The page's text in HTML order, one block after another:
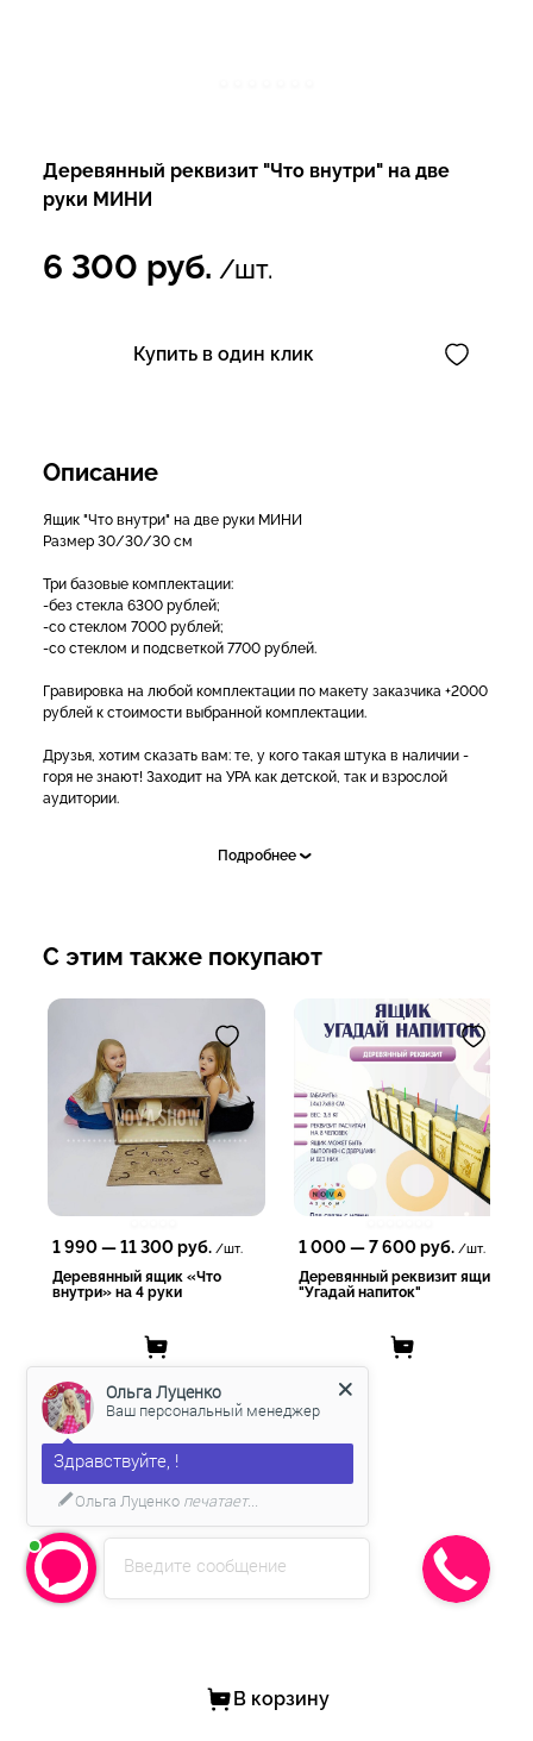
Деревянный реквизит "Что внутри" на две
руки МИНИ
6 300 руб. /шт.
Купить в один клик
Описание
Ящик "Что внутри" на две руки МИНИ
Размер 30/30/30 см
Три базовые комплектации:
-без стекла 6300 рублей;
-со стеклом 7000 рублей;
-со стеклом и подсветкой 7700 рублей.
Гравировка на любой комплектации по макету заказчика +2000
рублей к стоимости выбранной комплектации.
Друзья, хотим сказать вам: те, у кого такая штука в наличии -
горя не знают! Заходит на УРА как детской, так и взрослой
аудитории.
💥Это специальный деревянный ящик с отверстиями для рук.
Играющий человек просовывает руку в отверстие и на ощупь
должен найти тот предмет, который назовет ведущий)
угадать, что это за предмет.
-Звоните: 8(938)519-38-38
с 9.00 до 21.00
-Пишите в WhatsApp и Viber 8(938) 519-38-38!
-Ставьте "+" в комментариях и мы сами свяжемся с тобой!
-Пишите в личные сообщения https://vk.me/nova_show
Подробнее
С этим также покупают
1 990—11 300руб. /шт.
Деревянный ящик «Что
внутри» на 4 руки
1 000—7 600руб./шт.
Деревянный реквизит ящик
"Угадай напиток"
В корзину
Введите сообщение
Ольга Луценко
Ваш персональный менеджер
Здравствуйте, !
Ольга Луценко печатает...